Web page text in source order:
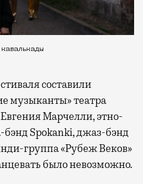
составили
музыканты» театра
Марчелли, этно-
Spokanki, джаз-бэнд
группа «Рубеж Веков»
было невозможно.